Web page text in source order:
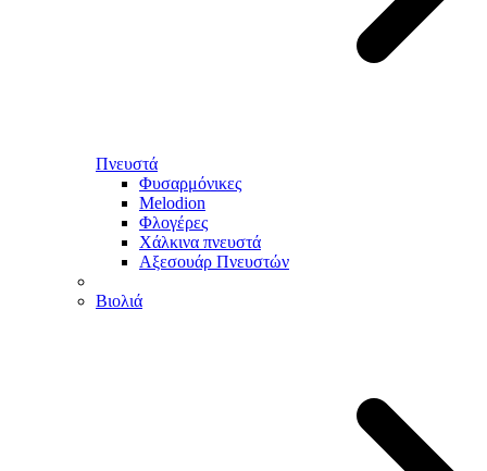
Πνευστά
Φυσαρμόνικες
Melodion
Φλογέρες
Χάλκινα πνευστά
Αξεσουάρ Πνευστών
Βιολιά